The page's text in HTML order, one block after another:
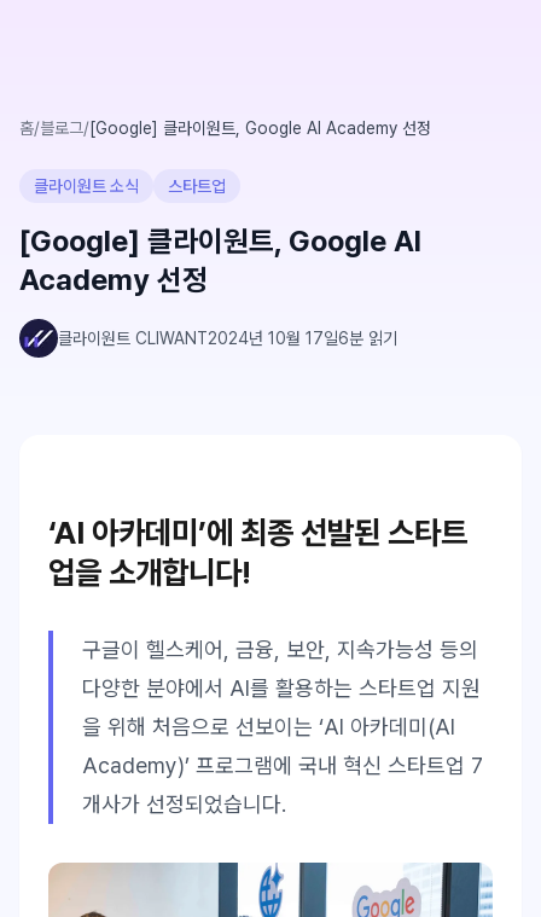
홈/블로그/[Google] 클라이원트, Google AI Academy 선정
클라이원트 소식 스타트업
[Google] 클라이원트, Google AI
Academy 선정
클라이원트 CLIWANT2024년 10월 17일6분 읽기
‘AI 아카데미’에 최종 선발된 스타트
업을 소개합니다!
구글이 헬스케어, 금융, 보안, 지속가능성 등의
다양한 분야에서 AI를 활용하는 스타트업 지원
을 위해 처음으로 선보이는 ‘AI 아카데미(AI
Academy)’ 프로그램에 국내 혁신 스타트업 7
개사가 선정되었습니다.